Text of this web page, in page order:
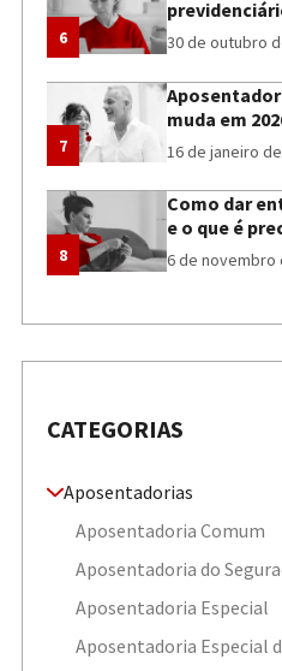
6 30 de outubro
7
muda em
16 de janeiro
8
Como dar
e o que é
6 de novembro
CATEGORIAS
Aposentadorias
Aposentadoria Comum
Aposentadoria do
Aposentadoria Especial
Aposentadoria Especial